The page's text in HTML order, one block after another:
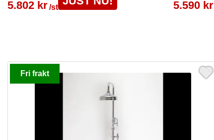
5.802 kr/st 5.590 kr
Fri frakt